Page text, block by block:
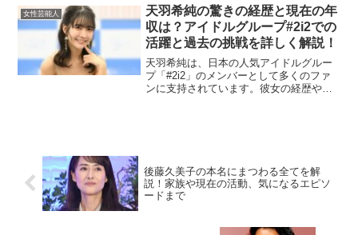
際、そして破局に至るまでの詳細なエピ
ソードに加え、現在の関...
女性芸能人
天羽希純の驚きの経歴と現在の年
収は？アイドルグループ#2i2での
活躍と過去の挑戦を詳しく解説！
天羽希純は、日本の人気アイドルグルー
プ「#2i2」のメンバーとして多くのファ
ンに支持されています。彼女の経歴や年
後藤久美子の本名にまつわる全てを解
説！家族や現在の活動、気になるエピソ
ードまで